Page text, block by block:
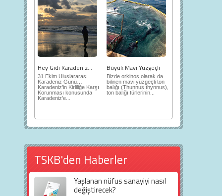
Hey Gidi Karadeniz…
31 Ekim Uluslararası
Karadeniz Günü…
Karadeniz’in Kirliliğe Karşı
Korunması konusunda
Karadeniz’e...
Büyük Mavi Yüzgeçli
Bizde orkinos olarak da
bilinen mavi yüzgeçli ton
balığı (Thunnus thynnus),
ton balığı türlerinin...
TSKB'den Haberler
Yaşlanan nüfus sanayiyi nasıl
değiştirecek?